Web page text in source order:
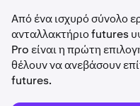
Από ένα ισχυρό σύνολο
ανταλλακτήριο futures
Pro είναι η πρώτη
θέλουν να ανεβάσουν
futures.